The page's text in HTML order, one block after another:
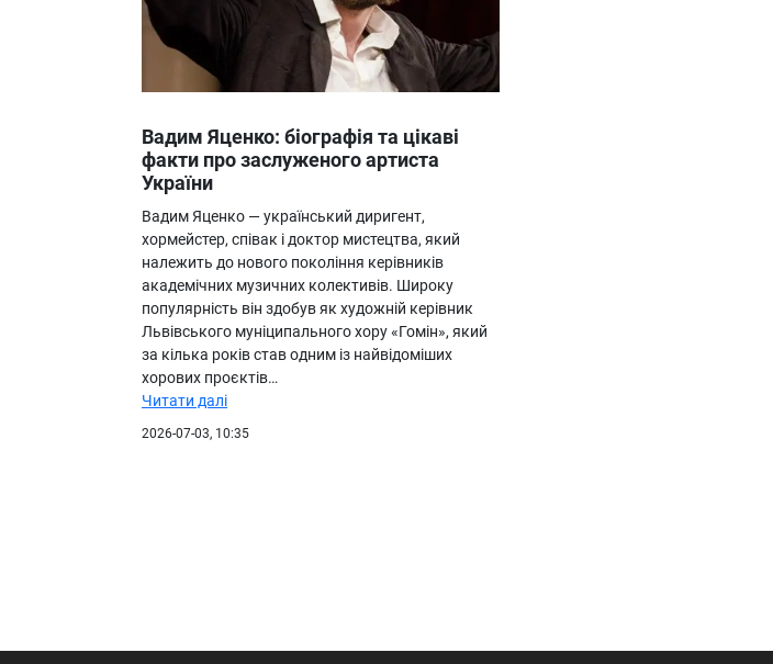
Людина
Корисності
Про нас
Вадим Яценко: біографія та цікаві
факти про заслуженого артиста
України
Вадим Яценко — український диригент,
хормейстер, співак і доктор мистецтва, який
належить до нового покоління керівників
академічних музичних колективів. Широку
популярність він здобув як художній керівник
Львівського муніципального хору «Гомін», який
за кілька років став одним із найвідоміших
хорових проєктів…
Читати далі
2026-07-03, 10:35